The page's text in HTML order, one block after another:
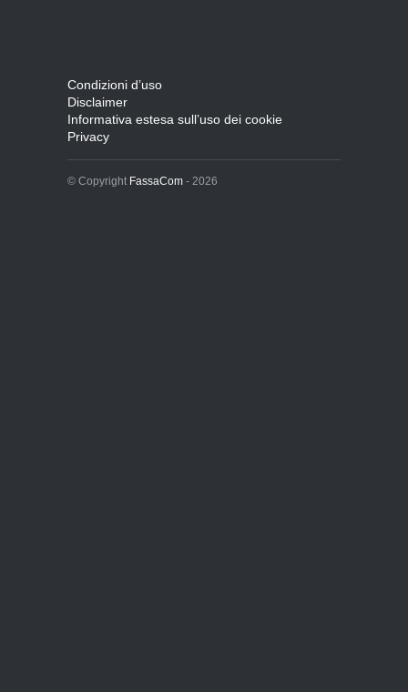
Condizioni d’uso
Disclaimer
Informativa estesa sull’uso dei cookie
Privacy
© Copyright FassaCom - 2026